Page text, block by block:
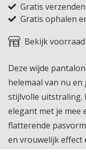
Gratis
Gratis ophalen
Bekijk
Deze wijde
helemaal van nu
stijlvolle uitstraling.
elegant met je mee
flatterende
en vrouwelijk effect